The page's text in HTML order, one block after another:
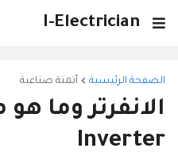
I-Electrician
الصفحة الرئيسية أتمتة صناعية
الانفرتر وما
Inverter